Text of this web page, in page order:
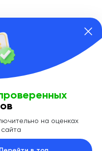
массовой
«25» января 2019 г.
надзору в сфере связи,
коммуникаций
на оценках